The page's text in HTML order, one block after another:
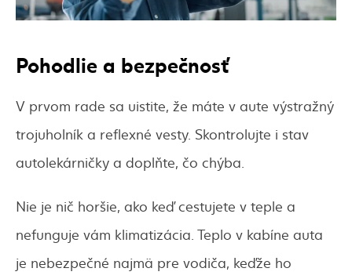
Pohodlie a bezpečnosť
V prvom rade sa uistite, že máte v aute výstražný
trojuholník a reflexné vesty. Skontrolujte i stav
autolekárničky a doplňte, čo chýba.
Nie je nič horšie, ako keď cestujete v teple a
nefunguje vám klimatizácia. Teplo v kabíne auta
je nebezpečné najmä pre vodiča, keďže ho